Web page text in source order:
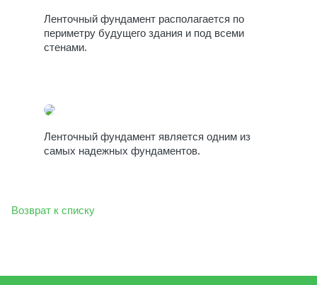
Ленточный фундамент располагается по
периметру будущего здания и под всеми
стенами.
Ленточный фундамент является одним из
самых надежных фундаментов.
Возврат к списку